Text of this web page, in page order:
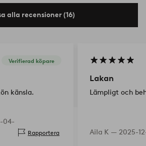
alla recensioner (16)
Verifierad köpare
känsla.
04-
Rapportera
Lakan
Lämpligt och
Aila K — 2025-